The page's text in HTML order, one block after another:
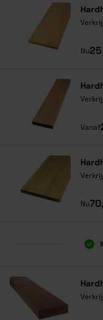
Nu
Vanaf
Nu